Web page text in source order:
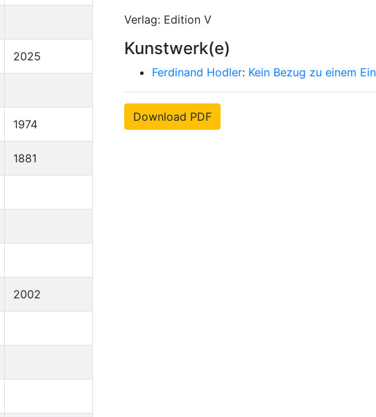
2025
1974
1881
2002
Verlag: Edition V
Kunstwerk(e)
Ferdinand Hodler: Kein Bezug zu einem
Download PDF